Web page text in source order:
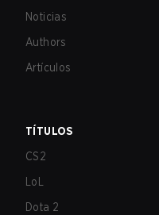
Noticias
Authors
Artículos
TÍTULOS
CS2
LoL
Dota 2